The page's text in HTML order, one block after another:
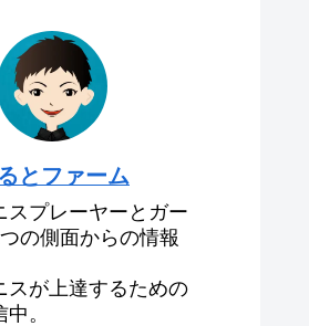
とファーム
スプレーヤーとガー
の側面からの情報
スが上達するための
。